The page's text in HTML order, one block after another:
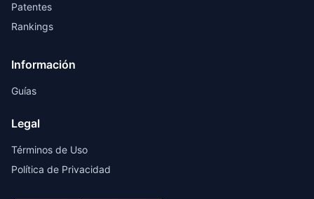
Patentes
Rankings
Información
Guías
Legal
Términos de Uso
Política de Privacidad